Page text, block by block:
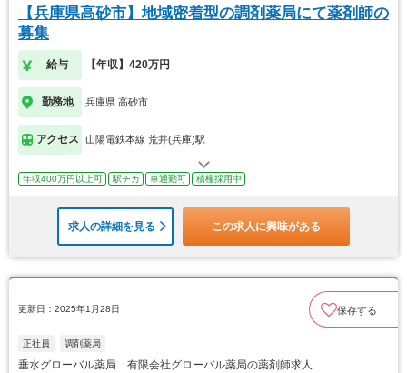
【兵庫県高砂市】地域密着型の調剤薬局にて薬剤師の
募集
給与 【年収】420万円
勤務地 兵庫県 高砂市
アクセス 山陽電鉄本線 荒井(兵庫)駅
年収400万円以上可 駅チカ 車通勤可 積極採用中
求人の詳細を見る この求人に興味がある
更新日：2025年1月28日 保存する
正社員 調剤薬局
垂水グローバル薬局 有限会社グローバル薬局の薬剤師求人